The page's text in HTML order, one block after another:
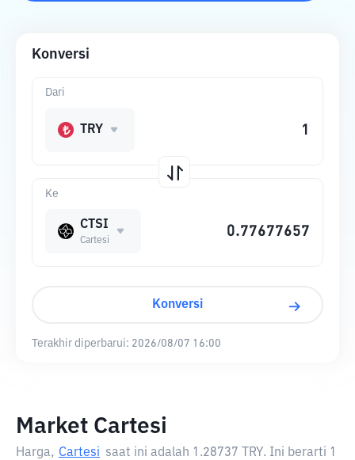
Konversi
Ke
CTSI
Cartesi
Dari
TRY
Konversi
Terakhir diperbarui: 2026/08/07 16:00
Market Cartesi
Harga, Cartesi saat ini adalah 1.28737 TRY. Ini berarti 1